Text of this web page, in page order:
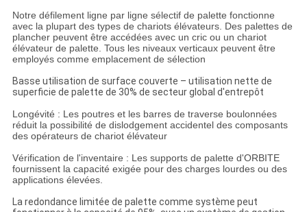
Notre défilement ligne par ligne sélectif de palette fonctionne
avec la plupart des types de chariots élévateurs. Des palettes de
plancher peuvent être accédées avec un cric ou un chariot
élévateur de palette. Tous les niveaux verticaux peuvent être
employés comme emplacement de sélection
Basse utilisation de surface couverte – utilisation nette de
superficie de palette de 30% de secteur global d'entrepôt
Longévité : Les poutres et les barres de traverse boulonnées
réduit la possibilité de dislodgement accidentel des composants
des opérateurs de chariot élévateur
Vérification de l'inventaire : Les supports de palette d'ORBITE
fournissent la capacité exigée pour des charges lourdes ou des
applications élevées.
La redondance limitée de palette comme système peut